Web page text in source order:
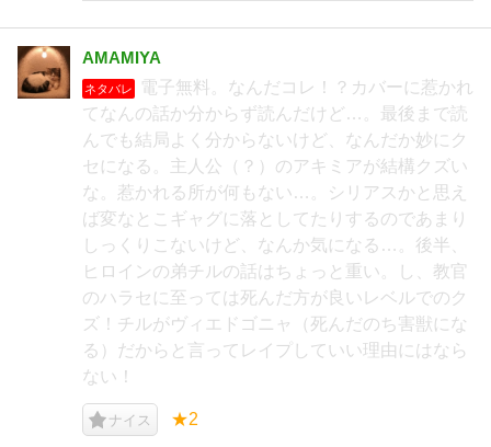
AMAMIYA
ネタバレ
電子無料。なんだコレ！？カバーに惹かれ
てなんの話か分からず読んだけど…。最後まで読
んでも結局よく分からないけど、なんだか妙にク
セになる。主人公（？）のアキミアが結構クズい
な。惹かれる所が何もない…。シリアスかと思え
ば変なとこギャグに落としてたりするのであまり
しっくりこないけど、なんか気になる…。後半、
ヒロインの弟チルの話はちょっと重い。し、教官
のハラセに至っては死んだ方が良いレベルでのク
ズ！チルがヴィエドゴニャ（死んだのち害獣にな
る）だからと言ってレイプしていい理由にはなら
ない！
ナイス ★2